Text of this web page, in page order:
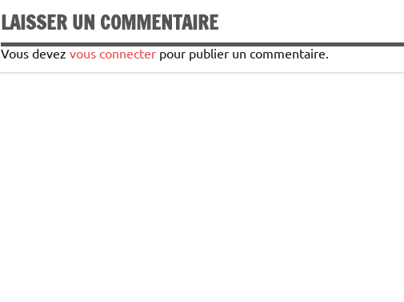
LAISSER UN COMMENTAIRE
Vous devez vous connecter pour publier un commentaire.